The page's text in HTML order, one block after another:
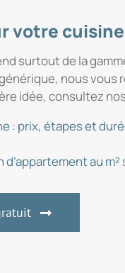
votre
surtout de la
nous vous
idée, consultez
: prix, étapes et
d’appartement au m²